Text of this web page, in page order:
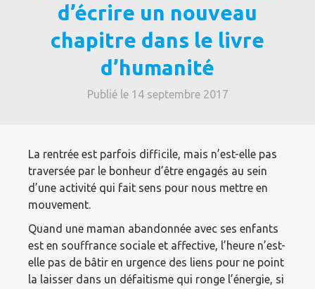
d’écrire un nouveau
chapitre dans le livre
d’humanité
Publié le 14 septembre 2017
La rentrée est parfois difficile, mais n’est-elle pas
traversée par le bonheur d’être engagés au sein
d’une activité qui fait sens pour nous mettre en
mouvement.
Quand une maman abandonnée avec ses enfants
est en souffrance sociale et affective, l’heure n’est-
elle pas de bâtir en urgence des liens pour ne point
la laisser dans un défaitisme qui ronge l’énergie, si